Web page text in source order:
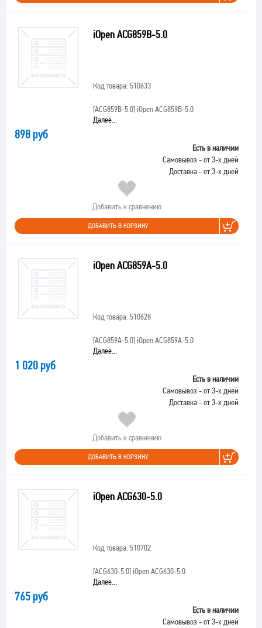
iOpen ACG859B-5.0
Код товара: 510633
[ACG859B-5.0]iOpen ACG859B-5.0
Далее...
898 руб
Есть в наличии
Самовывоз - от 3-х дней
Доставка - от 3-х дней
Добавить к сравнению
ДОБАВИТЬ В КОРЗИНУ
iOpen ACG859A-5.0
Код товара: 510628
[ACG859A-5.0]iOpen ACG859A-5.0
Далее...
1 020 руб
Есть в наличии
Самовывоз - от 3-х дней
Доставка - от 3-х дней
Добавить к сравнению
ДОБАВИТЬ В КОРЗИНУ
iOpen ACG630-5.0
Код товара: 510702
[ACG630-5.0]iOpen ACG630-5.0
Далее...
765 руб
Есть в наличии
Самовывоз - от 3-х дней